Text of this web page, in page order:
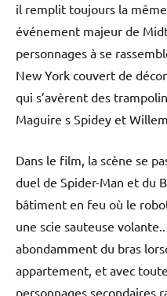
il remplit toujours la
événement majeur de
personnages à se
New York couvert de
qui s’avèrent des
Maguire s Spidey et
Dans le film, la scène se
duel de Spider-Man et du
bâtiment en feu où le
une scie sauteuse
abondamment du bras
appartement, et avec
personnages secondaires